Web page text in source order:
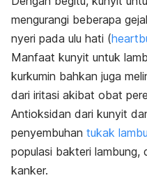
mengurangi beberapa
nyeri pada ulu hati (
Manfaat kunyit untuk
kurkumin bahkan juga
dari iritasi akibat obat
Antioksidan dari kunyit
penyembuhan tukak
populasi bakteri lambung,
kanker.